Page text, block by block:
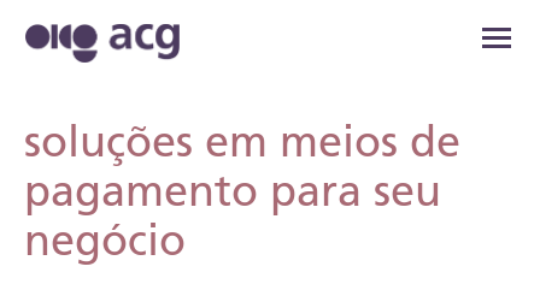
soluções em meios de
pagamento para seu
negócio